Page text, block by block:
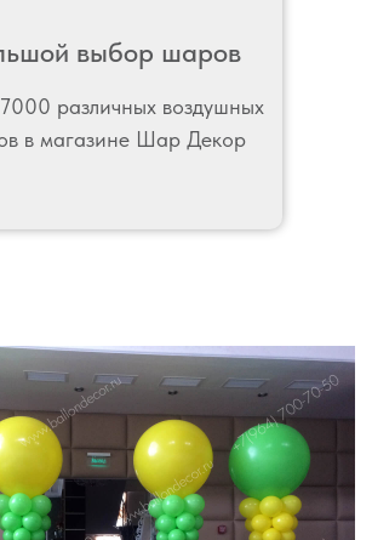
выбор шаров
различных воздушных
в магазине Шар Декор